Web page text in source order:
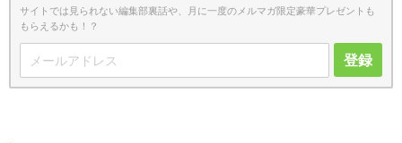
サイトでは見られない編集部裏話や、月に一度のメルマガ限定豪華プレゼントも
もらえるかも！？
登録